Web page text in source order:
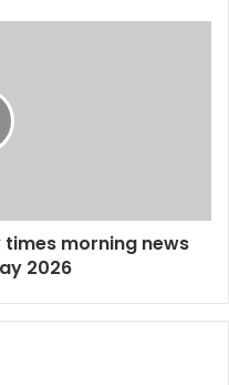
morning news
2026